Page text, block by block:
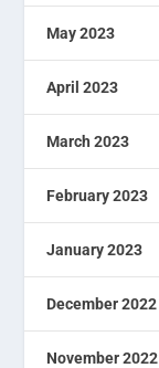
May 2023
April 2023
March 2023
February 2023
January 2023
December 2022
November 2022